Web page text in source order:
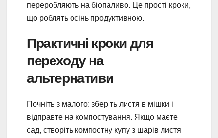
переробляють на біопаливо. Це прості кроки,
що роблять осінь продуктивною.
Практичні кроки для
переходу на
альтернативи
Почніть з малого: зберіть листя в мішки і
відправте на компостування. Якщо маєте
сад, створіть компостну купу з шарів листя,